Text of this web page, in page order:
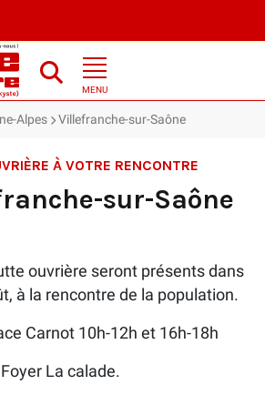
MENU
Alpes Villefranche-sur-Saône
À VOTRE RENCONTRE
sur-Saône
ouvrière seront présents dans
à la rencontre de la population.
Carnot 10h-12h et 16h-18h
La calade.